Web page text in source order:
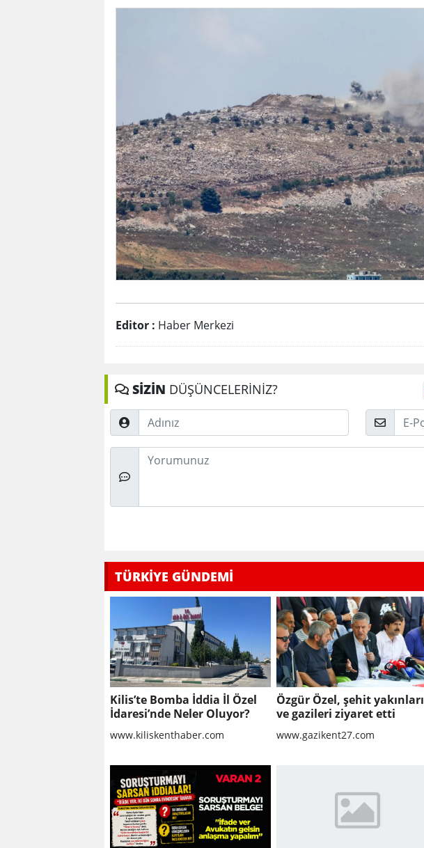
Editor : Haber Merkezi
SİZİN DÜŞÜNCELERİNİZ?
Adınız
Posta
Düşünceleriniz
TÜRKİYE GÜNDEMİ
Kilis’te Bomba İddia İl Özel
İdaresi’nde Neler Oluyor?
www.kiliskenthaber.com
Özgür Özel, şehit yakınları
ve gazileri ziyaret etti
www.gazikent27.com